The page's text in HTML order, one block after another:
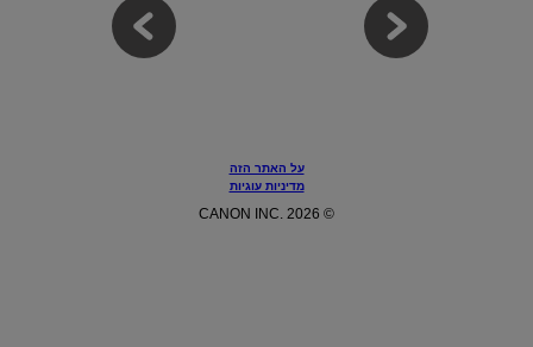
על האתר הזה
מדיניות עוגיות
© CANON INC. 2026